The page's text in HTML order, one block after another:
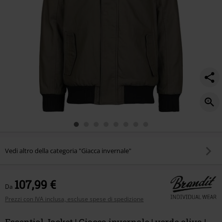
Vedi altro della categoria "Giacca invernale"
Da 107,99 €
Prezzi con IVA inclusa, escluse spese di spedizione